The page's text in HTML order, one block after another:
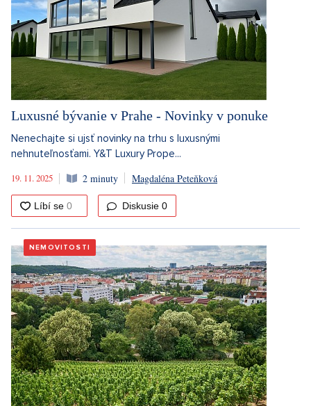
Luxusné bývanie v Prahe - Novinky v ponuke
Nenechajte si ujsť novinky na trhu s luxusnými
nehnuteľnosťami. Y&T Luxury Prope...
19. 11. 2025
2 minuty Magdaléna Peteňková
Diskusie 0
NEMOVITOSTI